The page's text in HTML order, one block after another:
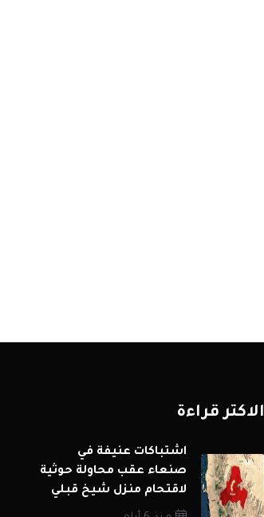
الاكثر قراءة
اشتباكات عنيفة في
صنعاء عقب محاولة حوثية
لاقتحام منزل شيخ قبلي